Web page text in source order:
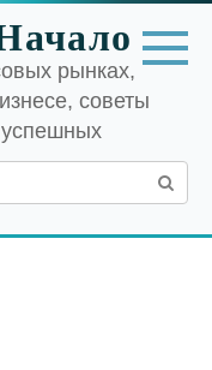
рынках,
советы